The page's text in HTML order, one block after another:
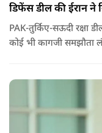
डिफेंस डील की ईरान ने
PAK-तुर्किए-सऊदी रक्षा
कोई भी कागजी समझौता